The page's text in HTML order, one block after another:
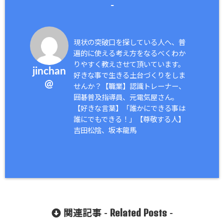
-
jinchan
@
現状の突破口を探している人へ、普
遍的に使える考え方をなるべくわか
りやすく教えさせて頂いています。
好きな事で生きる土台づくりをしま
せんか？【職業】認識トレーナー、
囲碁普及指導員、元電気屋さん。
【好きな言葉】「誰かにできる事は
誰にでもできる！」【尊敬する人】
吉田松陰、坂本龍馬
関連記事 - Related Posts-